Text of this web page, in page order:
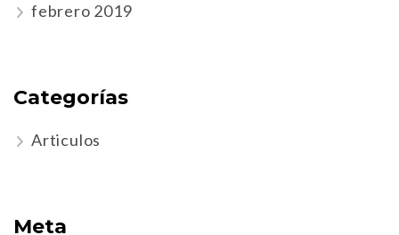
febrero 2019
Categorías
Articulos
Meta